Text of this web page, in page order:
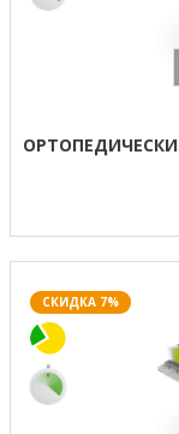
ОРТОПЕДИЧЕСКИЙ
СКИДКА 7%